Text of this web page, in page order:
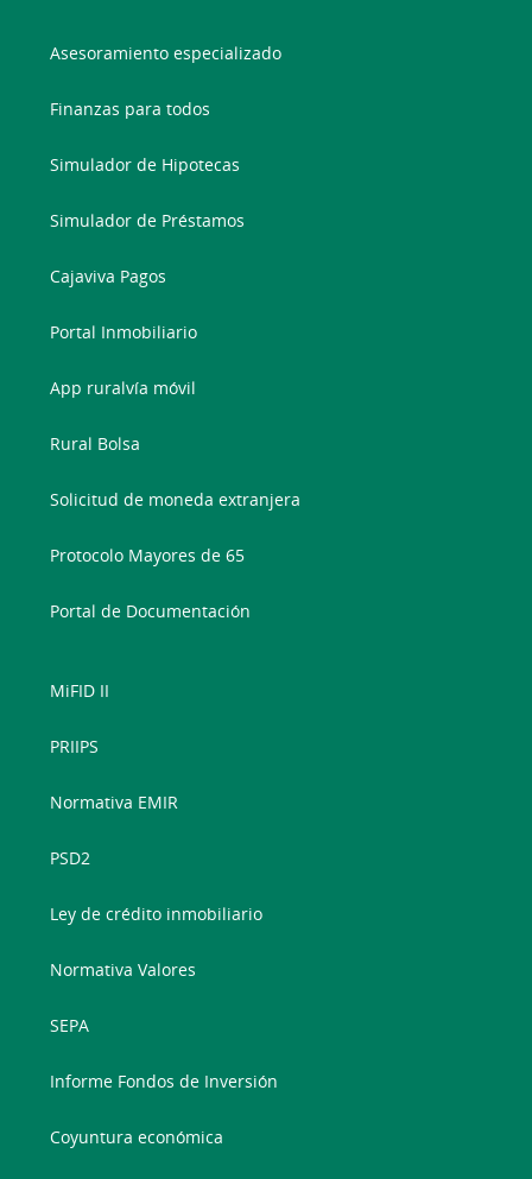
Asesoramiento especializado
Finanzas para todos
Simulador de Hipotecas
Simulador de Préstamos
Cajaviva Pagos
Portal Inmobiliario
App ruralvía móvil
Rural Bolsa
Solicitud de moneda extranjera
Protocolo Mayores de 65
Portal de Documentación
MiFID II
PRIIPS
Normativa EMIR
PSD2
Ley de crédito inmobiliario
Normativa Valores
SEPA
Informe Fondos de Inversión
Coyuntura económica